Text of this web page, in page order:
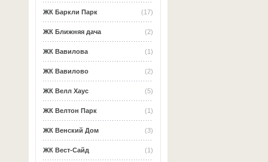
(17)
ЖК Баркли Парк
(2)
ЖК Ближняя дача
(1)
ЖК Вавилова
(2)
ЖК Вавилово
(5)
ЖК Велл Хаус
(1)
ЖК Велтон Парк
(3)
ЖК Венский Дом
(1)
ЖК Вест-Сайд